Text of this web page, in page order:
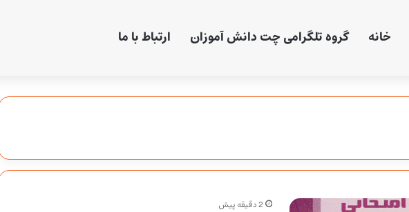
خانه گروه تلگرامی چت دانش آموزان ارتباط با ما
2 دقیقه پیش